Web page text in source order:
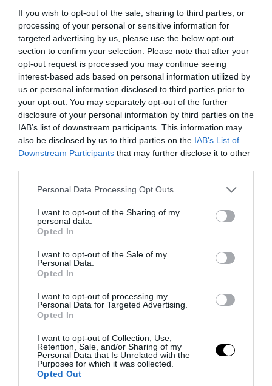
If you wish to opt-out of the sale, sharing to third parties, or
processing of your personal or sensitive information for
targeted advertising by us, please use the below opt-out
section to confirm your selection. Please note that after your
opt-out request is processed you may continue seeing
interest-based ads based on personal information utilized by
us or personal information disclosed to third parties prior to
your opt-out. You may separately opt-out of the further
disclosure of your personal information by third parties on the
IAB’s list of downstream participants. This information may
also be disclosed by us to third parties on the IAB’s List of
Downstream Participants that may further disclose it to other
Please note that this website/app uses one or more Google
not limited to your visit or usage behaviour. You may click to
grant or deny consent to Google and its third-party tags to
use your data for below specified purposes in below Google
consent section.
Personal Data Processing Opt Outs
I want to opt-out of the Sharing of my
personal data.
Opted In
I want to opt-out of the Sale of my
Personal Data.
Opted In
I want to opt-out of processing my
Personal Data for Targeted Advertising.
Opted In
I want to opt-out of Collection, Use,
Retention, Sale, and/or Sharing of my
Personal Data that Is Unrelated with the
Purposes for which it was collected.
Opted Out
PRONEWS.GR /ΕΣΩΤΕΡΙΚΗ ΑΣΦΑΛΕΙΑ
Τραγωδία στην Πάρο: Ο μπάρμαν
βούτηξε στην πισίνα για να σώσει το
4χρονο αγόρι
09.08.2026 | 07:51
PRONEWS.GR /ΕΣΩΤΕΡΙΚΗ ΑΣΦΑΛΕΙΑ
Ιστιοφόρο προσάραξε στη Νάξο – Σώοι
και οι έξι επιβαίνοντες
09.08.2026 | 07:44